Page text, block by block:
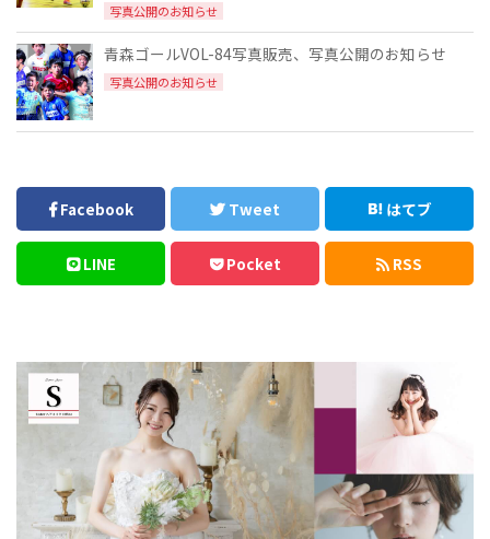
Facebook Tweet はてブ
LINE Pocket RSS
写真公開のお知らせ
青森ゴールVOL-84写真販売、写真公開のお知らせ
写真公開のお知らせ